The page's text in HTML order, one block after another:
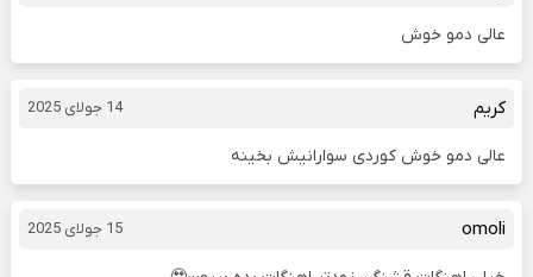
عالی دمو خوش
کریم 14 جولای 2025
عالی دمو خوش کوردی سوارانیش بخینه
omoli 15 جولای 2025